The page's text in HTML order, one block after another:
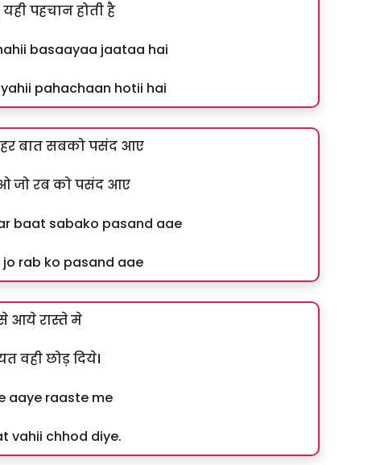
पहचान होती है
basaayaa jaataa hai
pahachaan hotii hai
बात सबको पसंद आए
जो रब को पसंद आए
baat sabako pasand aae
rab ko pasand aae
आये रास्ते मे
वही छोड़ दिये।
aaye raaste me
vahii chhod diye.